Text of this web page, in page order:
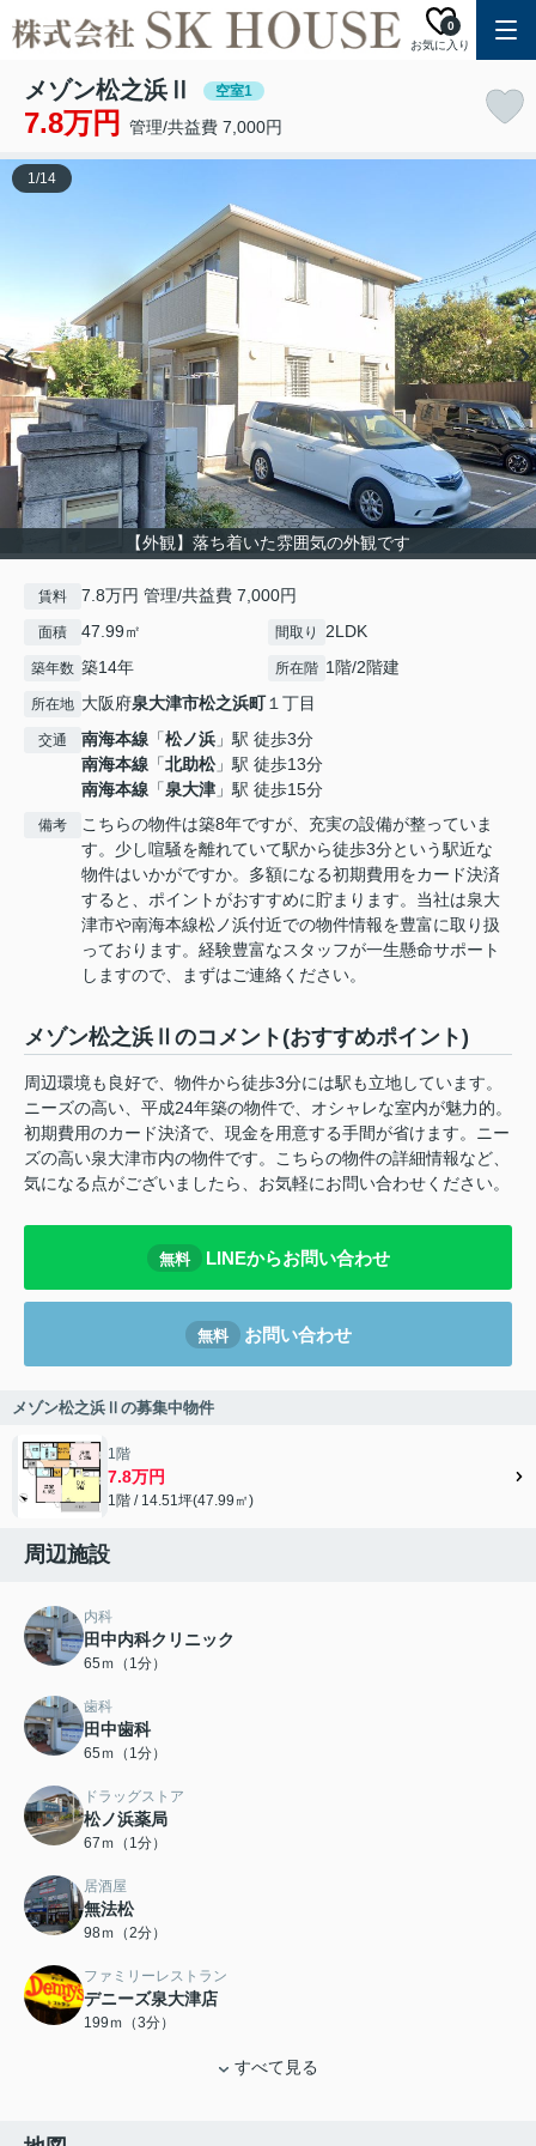
お気に入り
0
メゾン松之浜Ⅱ 空室1
7.8万円 管理/共益費 7,000円
【外観】落ち着いた雰囲気の外観です
1/14
賃料 7.8万円 管理/共益費 7,000円
面積 47.99㎡ 間取り 2LDK
築年数 築14年 所在階 1階/2階建
所在地 大阪府泉大津市松之浜町１丁目
交通 南海本線 「松ノ浜 」駅 徒歩3分
南海本線 「北助松」駅 徒歩13分
南海本線 「泉大津 」駅 徒歩15分
備考
こちらの物件は築8年ですが、充実の設備が整っていま
す。少し喧騒を離れていて駅から徒歩3分という駅近な
物件はいかがですか。多額になる初期費用をカード決済
すると、ポイントがおすすめに貯まります。当社は泉大
津市や南海本線松ノ浜付近での物件情報を豊富に取り扱
っております。経験豊富なスタッフが一生懸命サポート
しますので、まずはご連絡ください。
メゾン松之浜Ⅱのコメント(おすすめポイント)
周辺環境も良好で、物件から徒歩3分には駅も立地しています。
ニーズの高い、平成24年築の物件で、オシャレな室内が魅力的。
初期費用のカード決済で、現金を用意する手間が省けます。ニー
ズの高い泉大津市内の物件です。こちらの物件の詳細情報など、
気になる点がございましたら、お気軽にお問い合わせください。
無料 LINEからお問い合わせ
無料 お問い合わせ
メゾン松之浜Ⅱの募集中物件
1階
7.8万円
1階 / 14.51坪(47.99㎡)
周辺施設
内科
田中内科クリニック
65ｍ（1分）
歯科
田中歯科
65ｍ（1分）
ドラッグストア
松ノ浜薬局
67ｍ（1分）
居酒屋
無法松
98ｍ（2分）
ファミリーレストラン
デニーズ泉大津店
199ｍ（3分）
すべて見る